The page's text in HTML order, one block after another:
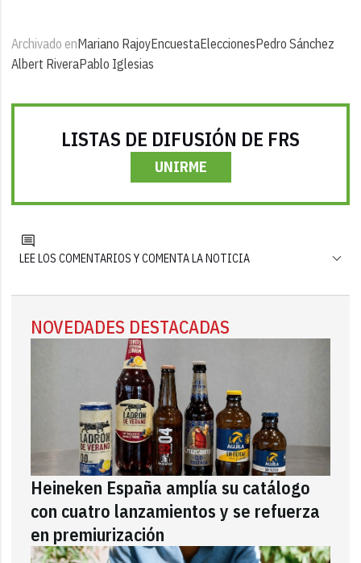
Archivado enMariano RajoyEncuestaEleccionesPedro Sánchez
Albert RiveraPablo Iglesias
LISTAS DE DIFUSIÓN DE FRS
UNIRME
LEE LOS COMENTARIOS Y COMENTA LA NOTICIA
NOVEDADES DESTACADAS
Heineken España amplía su catálogo
con cuatro lanzamientos y se refuerza
en premiurización